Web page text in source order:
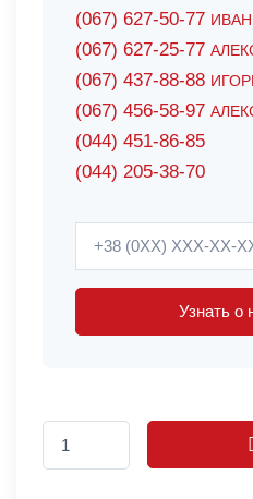
(067) 627-50-77 ИВАН
(067) 627-25-77
(067) 437-88-88
(067) 456-58-97
(044) 451-86-85
(044) 205-38-70
Узнать о